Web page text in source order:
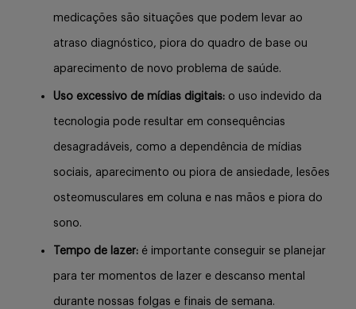
medicações são situações que podem levar ao
atraso diagnóstico, piora do quadro de base ou
aparecimento de novo problema de saúde.
Uso excessivo de mídias digitais: o uso indevido da
tecnologia pode resultar em consequências
desagradáveis, como a dependência de mídias
sociais, aparecimento ou piora de ansiedade, lesões
osteomusculares em coluna e nas mãos e piora do
sono.
Tempo de lazer: é importante conseguir se planejar
para ter momentos de lazer e descanso mental
durante nossas folgas e finais de semana.